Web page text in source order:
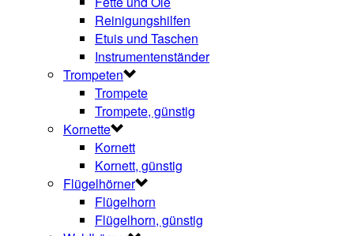
Reinigungshilfen
Etuis und Taschen
Instrumentenständer
Trompeten
Trompete
Trompete, günstig
Kornette
Kornett
Kornett, günstig
Flügelhörner
Flügelhorn
Flügelhorn, günstig